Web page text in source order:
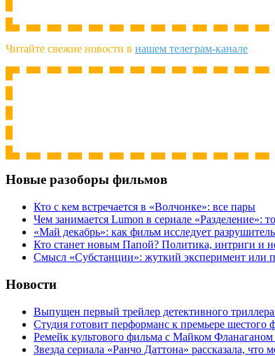
Читайте свежие новости в нашем телеграм-канале
Новые разоборы фильмов
Кто с кем встречается в «Волчонке»: все пары
Чем занимается Lumon в сериале «Разделение»:
«Май декабрь»: как фильм исследует
Кто станет новым Папой? Политика, интриги и
Cмысл «Субстанции»: жуткий эксперимент или
Новости
Выпущен первый трейлер детективного
Студия готовит перформанс к премьере
Ремейк культового фильма с Майком
Звезда сериала «Ранчо Даттона» рассказала,